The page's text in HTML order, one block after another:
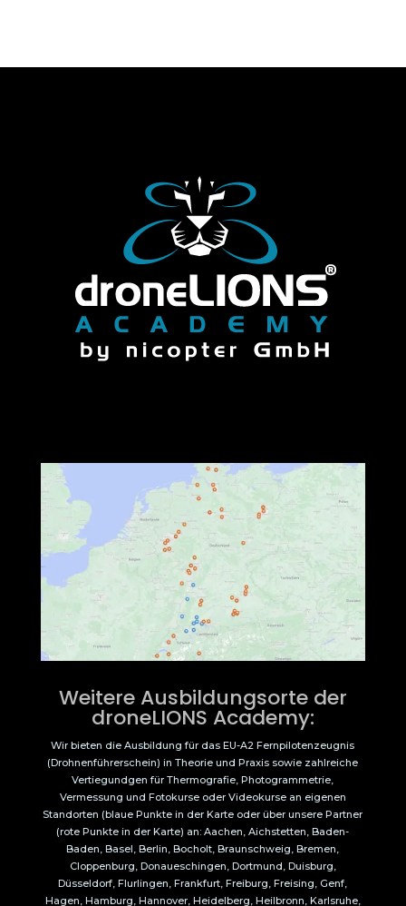
Weitere Ausbildungsorte der
droneLIONS Academy:
Wir bieten die Ausbildung für das EU-A2 Fernpilotenzeugnis
(Drohnenführerschein) in Theorie und Praxis sowie zahlreiche
Vertiegundgen für Thermografie, Photogrammetrie,
Vermessung und Fotokurse oder Videokurse an eigenen
Standorten (blaue Punkte in der Karte oder über unsere Partner
(rote Punkte in der Karte) an: Aachen, Aichstetten, Baden-
Baden, Basel, Berlin, Bocholt, Braunschweig, Bremen,
Cloppenburg, Donaueschingen, Dortmund, Duisburg,
Düsseldorf, Flurlingen, Frankfurt, Freiburg, Freising, Genf,
Hagen, Hamburg, Hannover, Heidelberg, Heilbronn, Karlsruhe,